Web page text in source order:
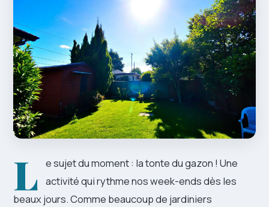
L e sujet du moment : la tonte du gazon ! Une
activité qui rythme nos week-ends dès les
beaux jours. Comme beaucoup de jardiniers